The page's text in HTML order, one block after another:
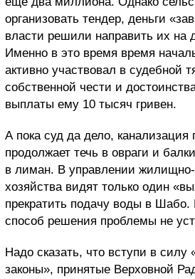
организовать тендер, деньги
власти решили направить их на
Именно в это время время
активно участвовал в судебной
собственной чести и
выплаты ему 10 тысяч гривен.
А пока суд да дело, канализация
продолжает течь в овраги и
в лиман. В управлении
хозяйства видят только один
прекратить подачу воды в Шабо.
способ решения проблемы не
Надо сказать, что вступи в силу
законы», принятые Верховной